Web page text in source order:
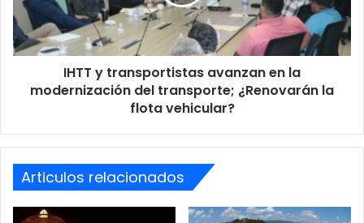
modernización
del
transporte;
¿RenovaránIHTT y transportistas avanzan en la
modernización del transporte; ¿Renovarán la
flota vehicular?
Articulos relacionados